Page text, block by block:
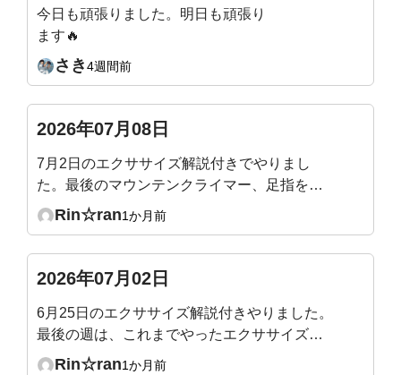
今日も頑張りました。明日も頑張り
ます🔥
さき4週間前
2026年07月08日
7月2日のエクササイズ解説付きでやりまし
た。最後のマウンテンクライマー、足指を突
き指しそうになりながら頑張りました！
Rin☆ran1か月前
2026年07月02日
6月25日のエクササイズ解説付きやりました。
最後の週は、これまでやったエクササイズの
総まとめなので、やりやすくて1時間があっと
Rin☆ran1か月前